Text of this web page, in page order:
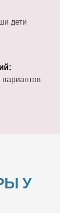
дети
вариантов
У